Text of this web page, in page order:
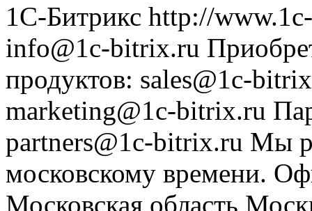
1С-Битрикс http://
info@1c-bitrix.ru
продуктов: sales@1c-
marketing@1c-bitrix.ru
partners@1c-bitrix.ru Мы
московскому времени.
Московская область